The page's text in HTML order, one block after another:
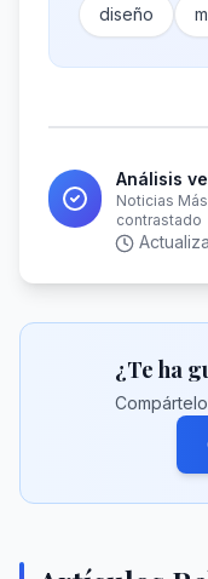
diseño
Análisis
Noticias
contrastado
¿Te ha